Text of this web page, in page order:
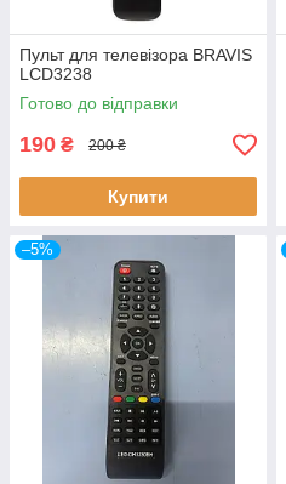
Пульт для телевізора BRAVIS
LCD3238
Готово до відправки
190 ₴ 200 ₴
Купити
–5%